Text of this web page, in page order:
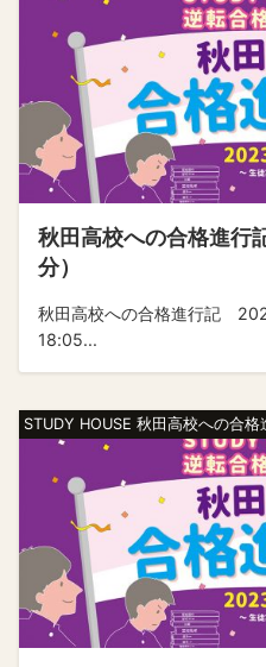
秋田高校への合格進
分）
秋田高校への合格進行記
18:05...
STUDY HOUSE 秋田高校への合格